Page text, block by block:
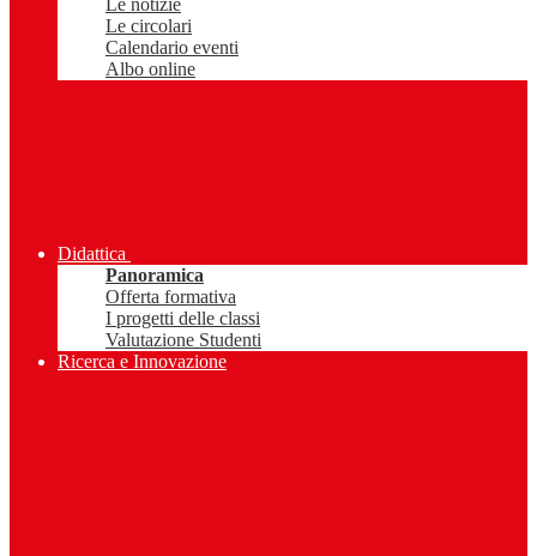
Le notizie
Le circolari
Calendario eventi
Albo online
Didattica
Panoramica
Offerta formativa
I progetti delle classi
Valutazione Studenti
Ricerca e Innovazione